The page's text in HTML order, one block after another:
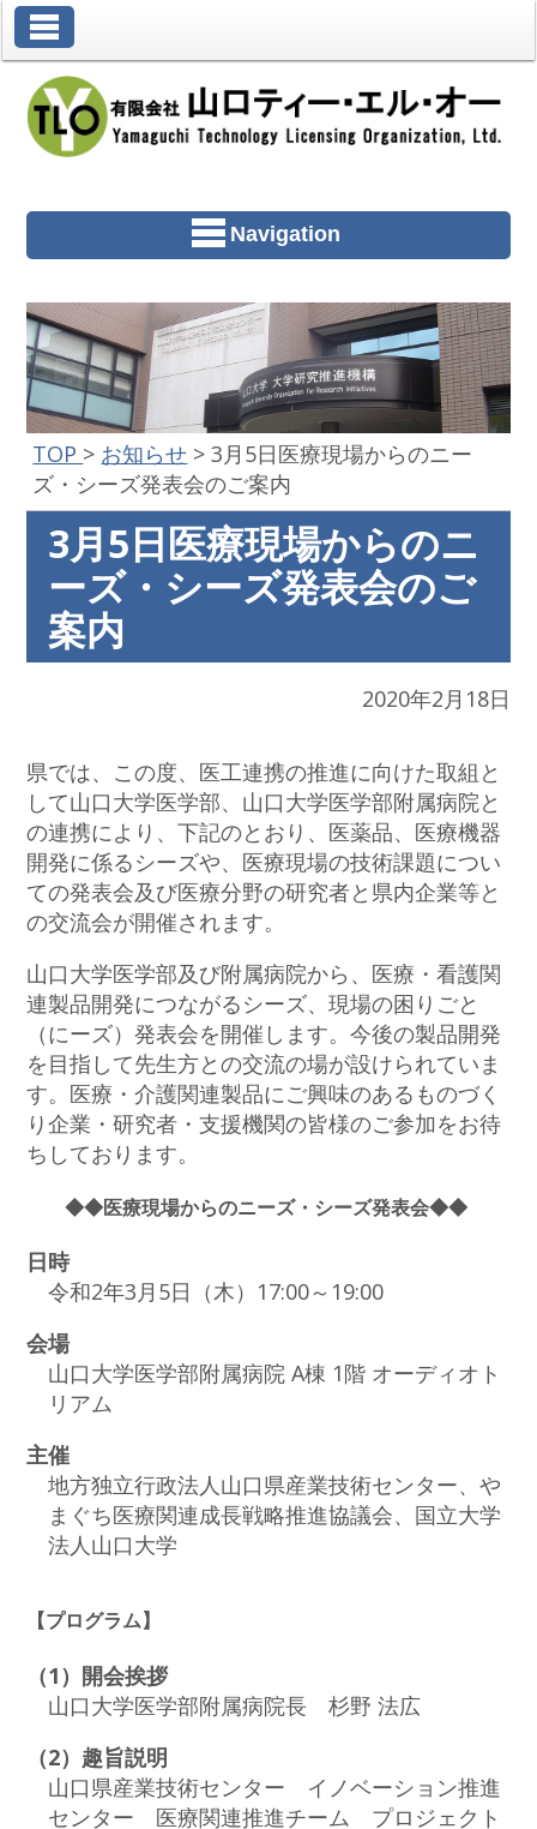
Navigation
TOP > お知らせ >3月5日医療現場からのニー
ズ・シーズ発表会のご案内
3月5日医療現場からのニ
ーズ・シーズ発表会のご
案内
2020年2月18日
県では、この度、医工連携の推進に向けた取組と
して山口大学医学部、山口大学医学部附属病院と
の連携により、下記のとおり、医薬品、医療機器
開発に係るシーズや、医療現場の技術課題につい
ての発表会及び医療分野の研究者と県内企業等と
の交流会が開催されます。
山口大学医学部及び附属病院から、医療・看護関
連製品開発につながるシーズ、現場の困りごと
（にーズ）発表会を開催します。今後の製品開発
を目指して先生方との交流の場が設けられていま
す。医療・介護関連製品にご興味のあるものづく
り企業・研究者・支援機関の皆様のご参加をお待
ちしております。
◆◆医療現場からのニーズ・シーズ発表会◆◆
日時
令和2年3月5日（木）17:00～19:00
会場
山口大学医学部附属病院 A棟 1階 オーディオト
リアム
主催
地方独立行政法人山口県産業技術センター、や
まぐち医療関連成長戦略推進協議会、国立大学
法人山口大学
【プログラム】
（1）開会挨拶
山口大学医学部附属病院長 杉野 法広
（2）趣旨説明
山口県産業技術センター イノベーション推進
センター 医療関連推進チーム プロジェクト